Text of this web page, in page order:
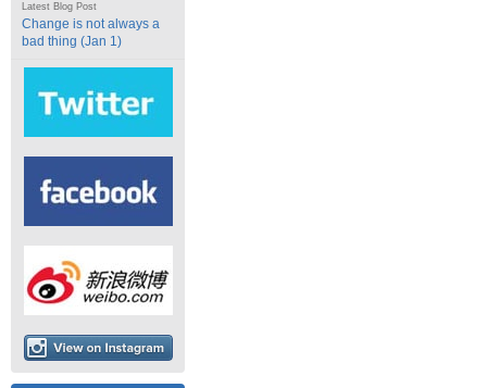
Latest Blog Post
Change is not always a
bad thing (Jan 1)